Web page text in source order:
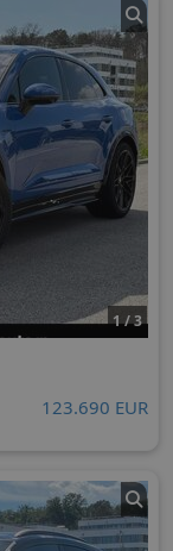
1 / 3
123.690 EUR